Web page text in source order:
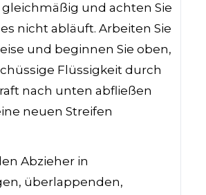
und achten Sie
nicht abläuft. Arbeiten Sie
und beginnen Sie oben,
Flüssigkeit durch
nach unten abfließen
neuen Streifen
Abzieher in
überlappenden,